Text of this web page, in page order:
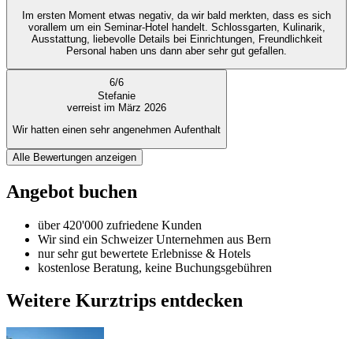
Im ersten Moment etwas negativ, da wir bald merkten, dass es sich
vorallem um ein Seminar-Hotel handelt. Schlossgarten, Kulinarik,
Ausstattung, liebevolle Details bei Einrichtungen, Freundlichkeit
Personal haben uns dann aber sehr gut gefallen.
6/6
Stefanie
verreist im März 2026
Wir hatten einen sehr angenehmen Aufenthalt
Alle Bewertungen anzeigen
Angebot buchen
über 420'000 zufriedene Kunden
Wir sind ein Schweizer Unternehmen aus Bern
nur sehr gut bewertete Erlebnisse & Hotels
kostenlose Beratung, keine Buchungsgebühren
Weitere Kurztrips entdecken